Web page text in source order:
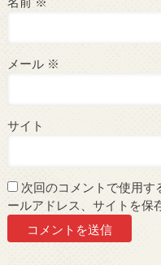
メール ※
サイト
次回のコメントで使用す
ールアドレス、サイトを保